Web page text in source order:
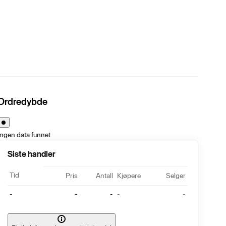
data funnet
Siste handler
Tid Pris Antall Kjøpere Selger
- - - - -